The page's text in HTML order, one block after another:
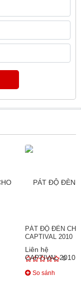
PÁT ĐỘ ĐÈN CHO
CAPTIVAL 2010
Liên hệ
0
So sánh